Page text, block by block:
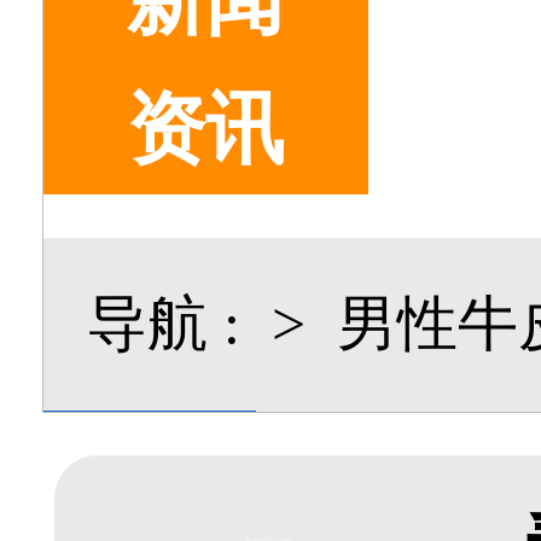
资讯
导航 : > 男性牛